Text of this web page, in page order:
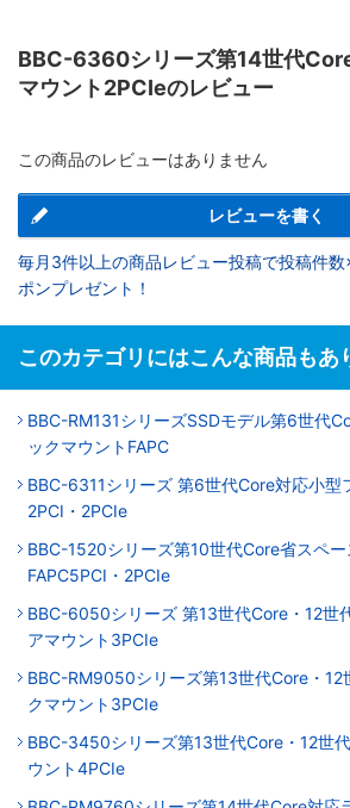
BBC-6360シリーズ第14世代
マウント2PCIeのレビュー
この商品のレビューはありません
レビューを書く
毎月3件以上の商品レビュー投稿で投稿件
ポンプレゼント！
このカテゴリにはこんな商品もあ
BBC-RM131シリーズSSDモデル第6世代
ックマウントFAPC
BBC-6311シリーズ 第6世代Core対応小型
2PCI・2PCIe
BBC-1520シリーズ第10世代Core省スペー
FAPC5PCI・2PCIe
BBC-6050シリーズ 第13世代Core・12世
アマウント3PCIe
BBC-RM9050シリーズ第13世代Core・12
クマウント3PCIe
BBC-3450シリーズ第13世代Core・12世
ウント4PCIe